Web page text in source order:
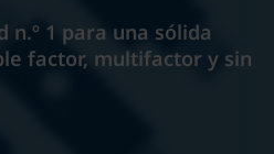
n.º 1 para una sólida
factor, multifactor y sin